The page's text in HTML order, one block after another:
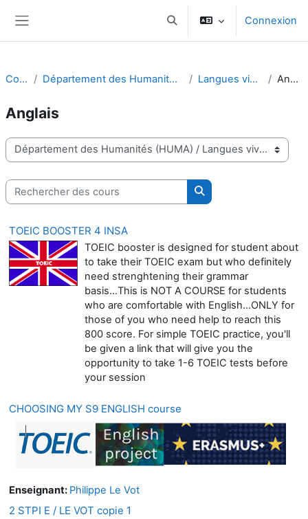
Activer/désactiver la saisie
Connexion
Cours Département des Humanités (HUMA) Langues vivantes Anglais
Anglais
Catégories de cours
Rechercher des cours
Rechercher des cours
TOEIC BOOSTER 4 INSA
TOEIC booster is designed for student about
to take their TOEIC exam but who definitely
need strenghtening their grammar
basis...This is NOT A COURSE for students
who are comfortable with English...ONLY for
those of you who need help to reach this
800 score. For simple TOEIC practice, you'll
be given a link that will give you the
opportunity to take 1-6 TOEIC tests before
your session
CHOOSING MY S9 ENGLISH course
Enseignant: Philippe Le Vot
2 STPI E / LE VOT copie 1